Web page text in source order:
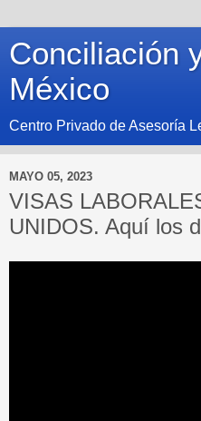
Conciliación
México
Centro Privado de Asesoría
MAYO 05, 2023
VISAS
UNIDOS. Aquí los